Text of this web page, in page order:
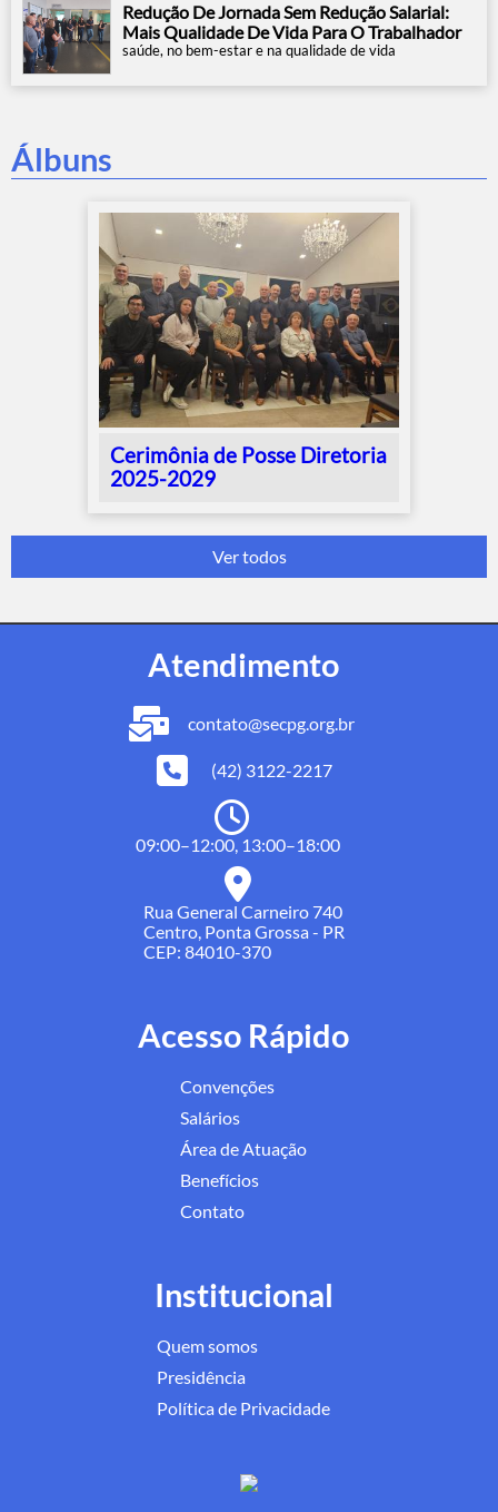
Redução De Jornada Sem Redução Salarial:
Mais Qualidade De Vida Para O Trabalhador
saúde, no bem-estar e na qualidade de vida
Álbuns
Cerimônia de Posse Diretoria
2025-2029
Ver todos
Atendimento
contato@secpg.org.br
(42) 3122-2217
09:00–12:00, 13:00–18:00
Rua General Carneiro 740
Centro, Ponta Grossa - PR
CEP: 84010-370
Acesso Rápido
Convenções
Salários
Área de Atuação
Benefícios
Contato
Institucional
Quem somos
Presidência
Política de Privacidade